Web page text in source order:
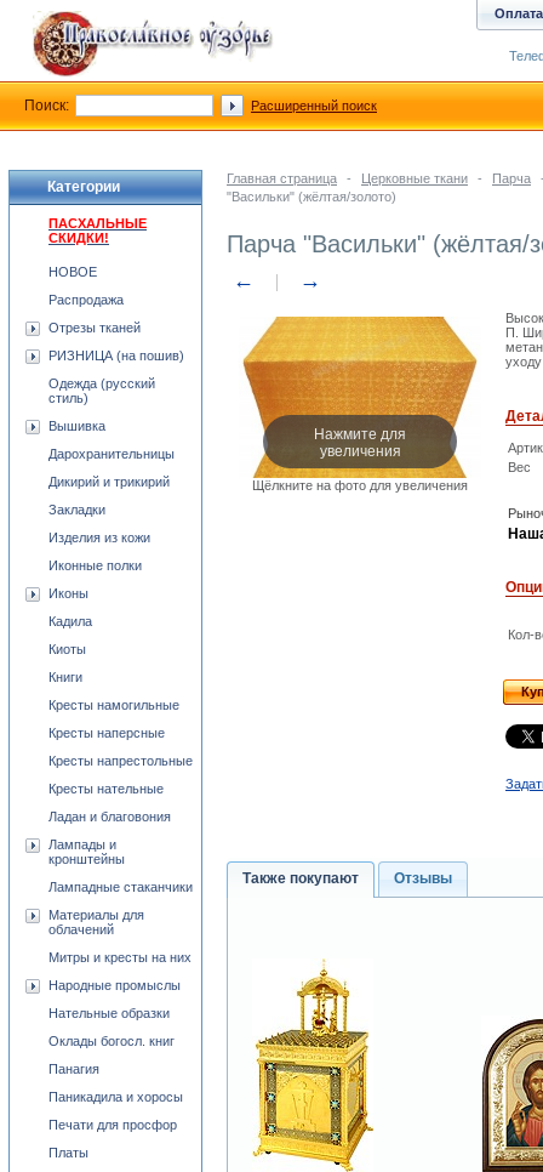
Главная страница - Церковные ткани - Парча
"Васильки" (жёлтая/золото)
Парча "Васильки" (жёлтая/
← →
Нажмите для
увеличения
Щёлкните на фото для увеличения
П.
Вес
Кол-
Также покупают Отзывы
Категории
ПАСХАЛЬНЫЕ
СКИДКИ!
НОВОЕ
Распродажа
Отрезы тканей
РИЗНИЦА (на пошив)
Одежда (русский
стиль)
Вышивка
Дарохранительницы
Дикирий и трикирий
Закладки
Изделия из кожи
Иконные полки
Иконы
Кадила
Киоты
Книги
Кресты намогильные
Кресты наперсные
Кресты напрестольные
Кресты нательные
Ладан и благовония
Лампады и
кронштейны
Лампадные стаканчики
Материалы для
облачений
Митры и кресты на них
Народные промыслы
Нательные образки
Оклады богосл. книг
Панагия
Паникадила и хоросы
Печати для просфор
Платы
Оплата
Поиск: Расширенный поиск